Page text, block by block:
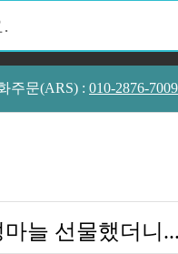
주문(ARS) : 010-2876-7009
늘 선물했더니